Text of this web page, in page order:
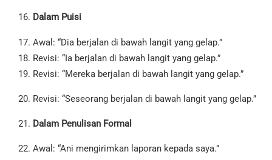
Dalam Puisi
Awal: “Dia berjalan di bawah langit yang gelap.”
Revisi: “Ia berjalan di bawah langit yang gelap.”
Revisi: “Mereka berjalan di bawah langit yang gelap.”
Revisi: “Seseorang berjalan di bawah langit yang gelap.”
Dalam Penulisan Formal
Awal: “Ani mengirimkan laporan kepada saya.”